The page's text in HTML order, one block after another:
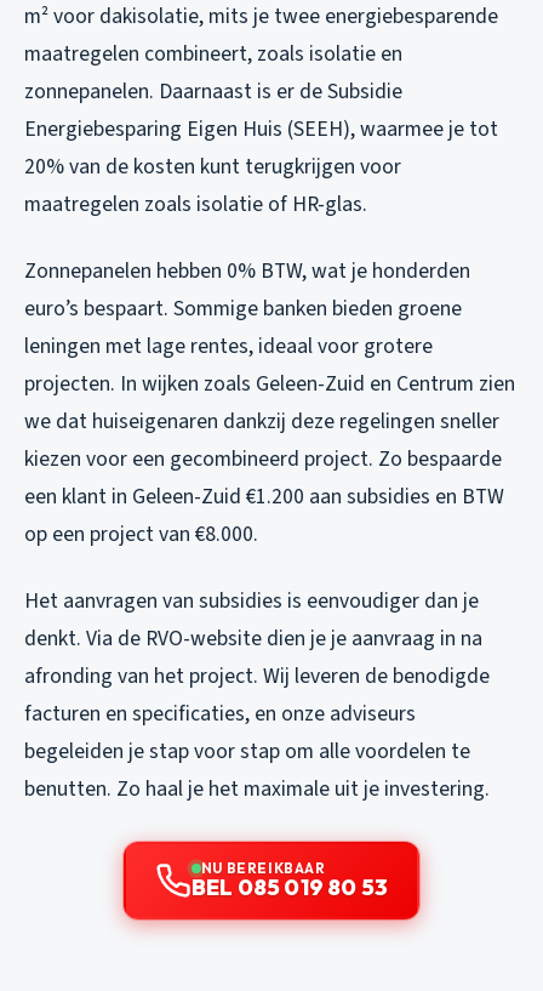
m² voor dakisolatie, mits je twee energiebesparende
maatregelen combineert, zoals isolatie en
zonnepanelen. Daarnaast is er de Subsidie
Energiebesparing Eigen Huis (SEEH), waarmee je tot
20% van de kosten kunt terugkrijgen voor
maatregelen zoals isolatie of HR-glas.
Zonnepanelen hebben 0% BTW, wat je honderden
euro’s bespaart. Sommige banken bieden groene
leningen met lage rentes, ideaal voor grotere
projecten. In wijken zoals Geleen-Zuid en Centrum zien
we dat huiseigenaren dankzij deze regelingen sneller
kiezen voor een gecombineerd project. Zo bespaarde
een klant in Geleen-Zuid €1.200 aan subsidies en BTW
op een project van €8.000.
Het aanvragen van subsidies is eenvoudiger dan je
denkt. Via de RVO-website dien je je aanvraag in na
afronding van het project. Wij leveren de benodigde
facturen en specificaties, en onze adviseurs
begeleiden je stap voor stap om alle voordelen te
benutten. Zo haal je het maximale uit je investering.
NU BEREIKBAAR
BEL 085 019 80 53